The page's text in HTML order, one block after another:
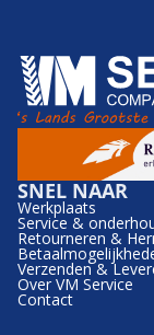
SNEL NAAR
Werkplaats
Service &
Retourneren &
Verzenden &
Over VM Service
Contact